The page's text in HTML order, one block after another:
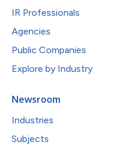
IR Professionals
Agencies
Public Companies
Explore by Industry
Newsroom
Industries
Subjects